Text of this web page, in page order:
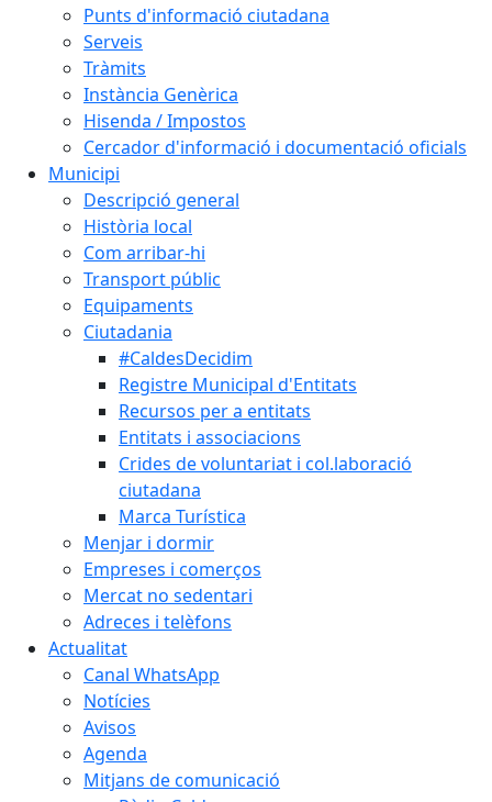
Punts d'informació ciutadana
Serveis
Tràmits
Instància Genèrica
Hisenda / Impostos
Cercador d'informació i documentació oficials
Municipi
Descripció general
Història local
Com arribar-hi
Transport públic
Equipaments
Ciutadania
#CaldesDecidim
Registre Municipal d'Entitats
Recursos per a entitats
Entitats i associacions
Crides de voluntariat i col.laboració
ciutadana
Marca Turística
Menjar i dormir
Empreses i comerços
Mercat no sedentari
Adreces i telèfons
Actualitat
Canal WhatsApp
Notícies
Avisos
Agenda
Mitjans de comunicació